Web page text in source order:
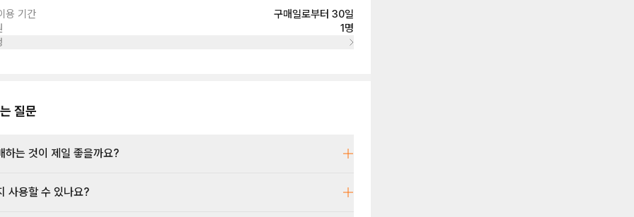
용 기간
구매일로부터 30일
1명
질문
하는 것이 제일 좋을까요?
사용할 수 있나요?